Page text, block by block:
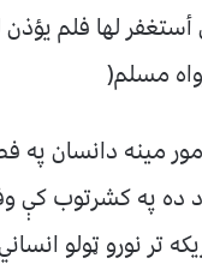
لها فلم يؤذن
مسلم)
مینه دانسان
ده په کشرتوب کې
تر نورو ټولو